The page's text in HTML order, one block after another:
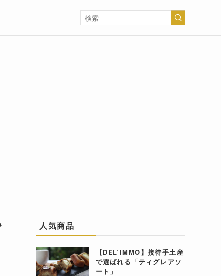
人気商品
【DEL’IMMO】接待手土産
で選ばれる「ティグレアソ
ート」